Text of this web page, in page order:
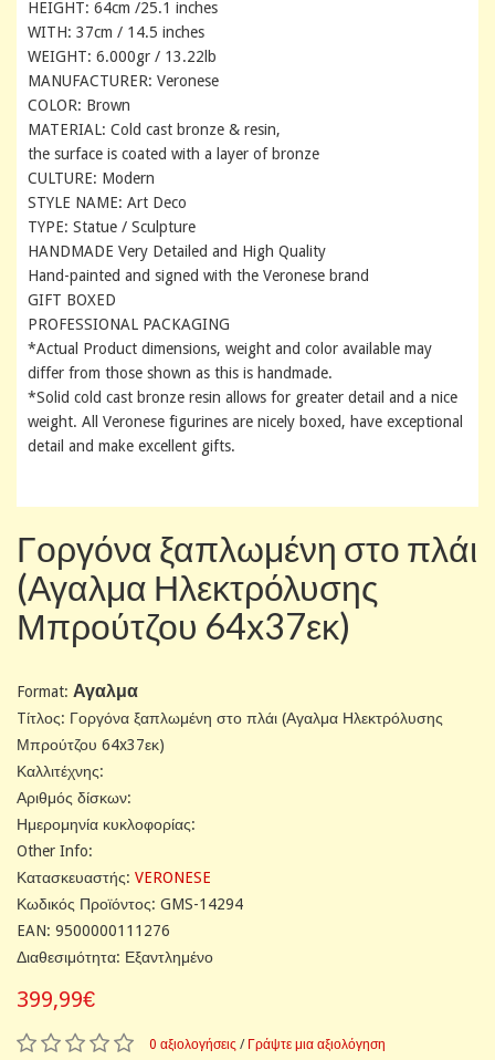
HEIGHT: 64cm /25.1 inches
WITH: 37cm / 14.5 inches
WEIGHT: 6.000gr / 13.22lb
MANUFACTURER: Veronese
COLOR: Brown
MATERIAL: Cold cast bronze & resin,
the surface is coated with a layer of bronze
CULTURE: Modern
STYLE NAME: Art Deco
TYPE: Statue / Sculpture
HANDMADE Very Detailed and High Quality
Hand-painted and signed with the Veronese brand
GIFT BOXED
PROFESSIONAL PACKAGING
*Actual Product dimensions, weight and color available may
differ from those shown as this is handmade.
*Solid cold cast bronze resin allows for greater detail and a nice
weight. All Veronese figurines are nicely boxed, have exceptional
detail and make excellent gifts.
Γοργόνα ξαπλωμένη στο πλάι
(Αγαλμα Ηλεκτρόλυσης
Μπρούτζου 64x37εκ)
Format: Αγαλμα
Tίτλος: Γοργόνα ξαπλωμένη στο πλάι (Αγαλμα Ηλεκτρόλυσης
Μπρούτζου 64x37εκ)
Καλλιτέχνης:
Αριθμός δίσκων:
Ημερομηνία κυκλοφορίας:
Other Info:
Κατασκευαστής: VERONESE
Κωδικός Προϊόντος: GMS-14294
EAN: 9500000111276
Διαθεσιμότητα: Εξαντλημένο
399,99€
0 αξιολογήσεις / Γράψτε μια αξιολόγηση